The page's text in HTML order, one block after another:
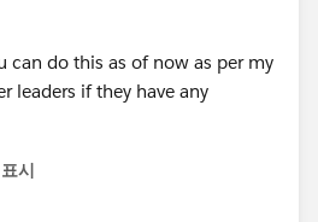
can do this as of now as per my
leaders if they have any
시